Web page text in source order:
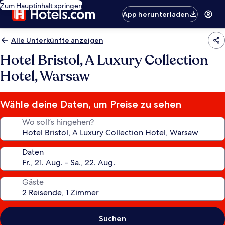
Zum Hauptinhalt springen
App herunterladen
Alle Unterkünfte anzeigen
Hotel Bristol, A Luxury Collection
Hotel, Warsaw
Wähle deine Daten, um Preise zu sehen
Wo soll’s hingehen?
Daten
Gäste
Suchen